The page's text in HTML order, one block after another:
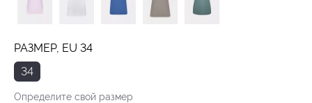
РАЗМЕР, EU 34
34
Определите свой размер